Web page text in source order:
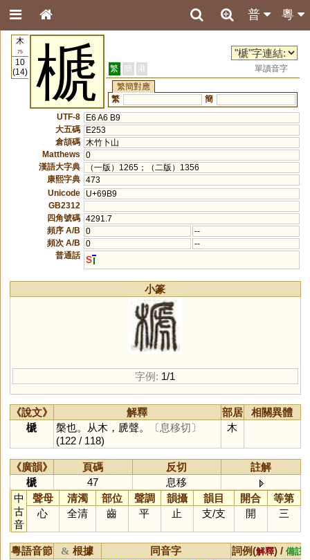
粵
普
木
75
10
(14)
榹 繁 簡 港
單讀音字
繁簡對應
繁
簡
UTF-8
E6 A6 B9
大五碼
E253
倉頡碼
木竹卜山
Matthews
0
漢語大字典
（一版）1265；（二版）1356
康熙字典 473
Unicode
U+69B9
GB2312
四角號碼 4291.7
頻序 A/B
0
--
頻次 A/B
0
--
普通話 s
小篆
字例: 1/1
《說文》 解釋 部居
相關異體
榹
槃也。从木，虒聲。
〔息移切〕
(122 / 118)
木
《廣韻》 頁碼 反切
註解
榹
47
息移
中
古
音
聲母 清濁 部位 聲調 韻攝 韻目 開合
等第
心
全清 齒 平 止 支/支 開 三
粵語音節 & 根據 同音字 詞例(解釋) / 備註